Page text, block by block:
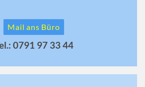
Mail ans Büro
0791 97 33 44